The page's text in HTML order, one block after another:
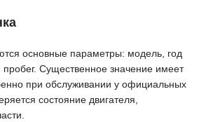
основные параметры: модель, год
пробег. Существенное значение имеет
при обслуживании у официальных
состояние двигателя,